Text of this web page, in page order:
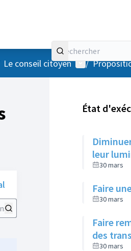
Le conseil citoyen Menu
/
État
leur
30 mars
Faire
30 mars
Faire
des
30 mars